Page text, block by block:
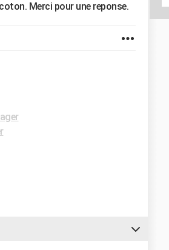
Merci pour une reponse.